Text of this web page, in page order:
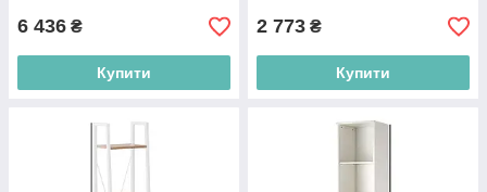
6 436 ₴
Купити
2 773 ₴
Купити